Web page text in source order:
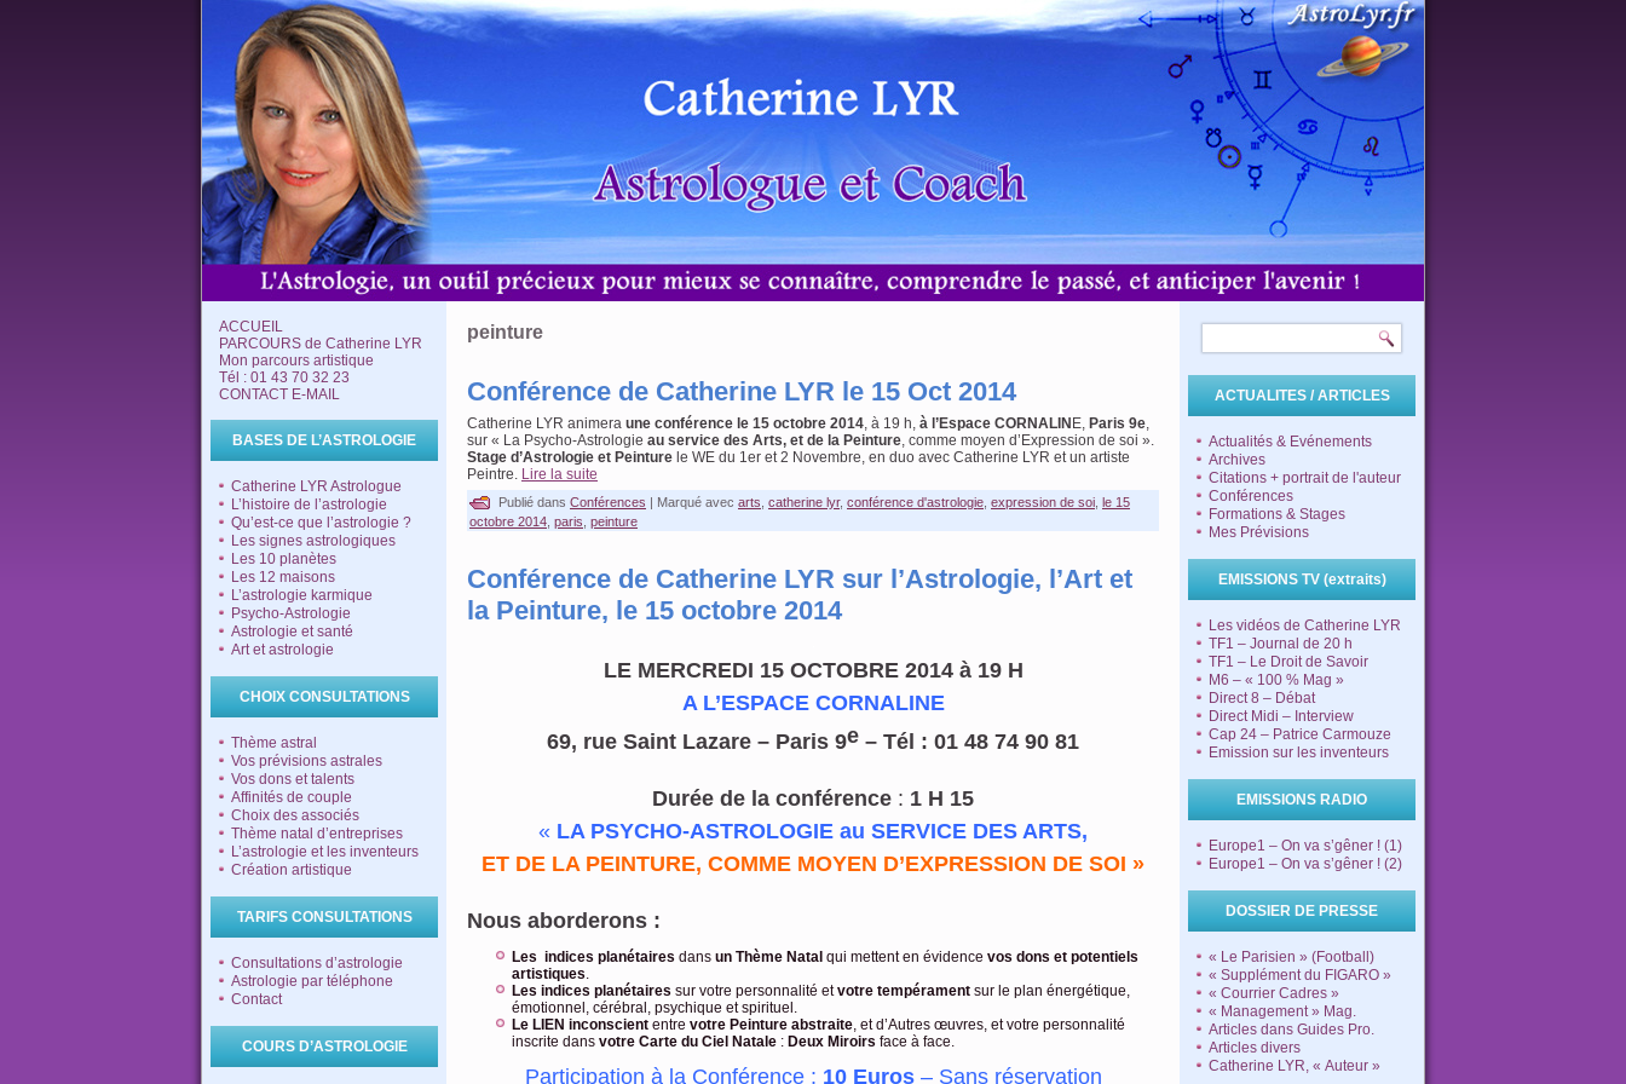
ACCUEIL
PARCOURS de Catherine LYR
Mon parcours artistique
Tél : 01 43 70 32 23
CONTACT E-MAIL
BASES DE L’ASTROLOGIE
Catherine LYR Astrologue
L’histoire de l’astrologie
Qu’est-ce que l’astrologie ?
Les signes astrologiques
Les 10 planètes
Les 12 maisons
L’astrologie karmique
Psycho-Astrologie
Astrologie et santé
Art et astrologie
CHOIX CONSULTATIONS
Thème astral
Vos prévisions astrales
Vos dons et talents
Affinités de couple
Choix des associés
Thème natal d’entreprises
L’astrologie et les inventeurs
Création artistique
TARIFS CONSULTATIONS
Consultations d’astrologie
Astrologie par téléphone
Contact
COURS D’ASTROLOGIE
peinture
Conférence de Catherine LYR le 15 Oct 2014
Catherine LYR animera une conférence le 15 octobre 2014, à 19 h, à l’Espace CORNALIN E, Paris 9e,
sur « La Psycho-Astrologie au service des Arts, et de la Peinture, comme moyen d’Expression de soi ».
Stage d’Astrologie et Peinture le WE du 1er et 2 Novembre, en duo avec Catherine LYR et un artiste
Peintre. Lire la suite
Publié dans Conférences | Marqué avec arts catherine lyr, conférence d'astrologie expression de soi le 15
octobre 2014 paris peinture
Conférence de Catherine LYR sur l’Astrologie, l’Art et
la Peinture, le 15 octobre 2014
LE MERCREDI 15 OCTOBRE 2014 à 19 H
A L’ESPACE CORNALINE
69, rue Saint Lazare – Paris 9e – Tél : 01 48 74 90 81
Durée de la conférence : 1 H 15
« LA PSYCHO-ASTROLOGIE au SERVICE DES ARTS,
ET DE LA PEINTURE, COMME MOYEN D’EXPRESSION DE SOI »
Nous aborderons :
Les indices planétaires dans un Thème Natal qui mettent en évidence vos dons et potentiels
artistiques.
Les indices planétaires sur votre personnalité etvotre tempérament sur le plan énergétique,
émotionnel, cérébral, psychique et spirituel.
Le LIEN inconscient entre votre Peinture abstraite, et d’Autres œuvres, et votre personnalité
inscrite dans votre Carte du Ciel Natale : Deux Miroirs face à face.
Participation à la Conférence : 10 Euros – Sans réservation
ACTUALITES / ARTICLES
Actualités & Evénements
Archives
Citations + portrait de l'auteur
Conférences
Formations & Stages
Mes Prévisions
EMISSIONS TV (extraits)
Les vidéos de Catherine LYR
TF1 – Journal de 20 h
TF1 – Le Droit de Savoir
M6 – « 100 % Mag »
Direct 8 – Débat
Direct Midi – Interview
Cap 24 – Patrice Carmouze
Emission sur les inventeurs
EMISSIONS RADIO
Europe1 – On va s’gêner ! (1)
Europe1 – On va s’gêner ! (2)
DOSSIER DE PRESSE
« Le Parisien » (Football)
« Supplément du FIGARO »
« Courrier Cadres »
« Management » Mag.
Articles dans Guides Pro.
Articles divers
Catherine LYR, « Auteur »